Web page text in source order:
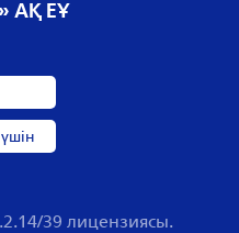
АҚ ЕҰ
39 лицензиясы.